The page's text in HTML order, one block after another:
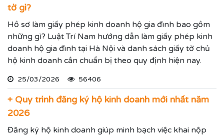
tờ gì?
Hồ sơ làm giấy phép kinh doanh hộ gia đình bao gồm
những gì? Luật Trí Nam hướng dẫn làm giấy phép kinh
doanh hộ gia đình tại Hà Nội và danh sách giấy tờ chủ
hộ kinh doanh cần chuẩn bị theo quy định hiện nay.
25/03/2026 56406
+ Quy trình đăng ký hộ kinh doanh mới nhất năm
2026
Đăng ký hộ kinh doanh giúp minh bạch việc khai nộp